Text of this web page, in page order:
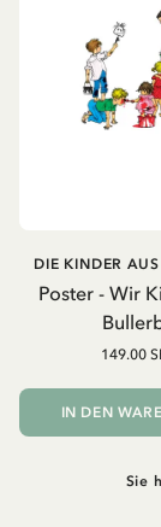
Poster - Wir
DIE KINDER
149.00
IN DEN
Sie